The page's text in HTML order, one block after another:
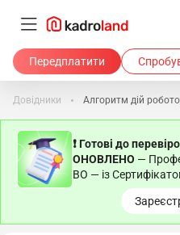
Передплатити
Довідники
❗ Готові до
ОНОВЛЕНО —
ВО — із